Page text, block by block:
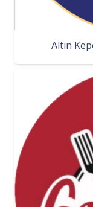
Altın